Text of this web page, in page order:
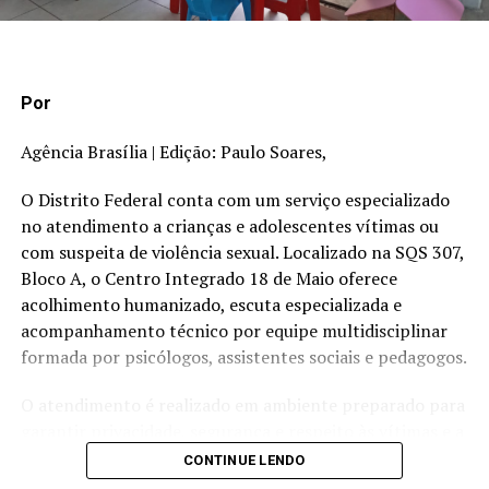
Série em comemoração aos 100 anos de nascimento do
Estreia:
12 de outubro na TV Câmara Distrital, às
23h20, com transmissão os canais 9.3 (aberto), 11 da
NET/Claro e 09 da Vivo.
Agência CLDF
Chega a Brasília primeiro avião trazendo brasileiros de
Por
Agência Brasília | Edição: Paulo Soares,
O Distrito Federal conta com um serviço especializado
no atendimento a crianças e adolescentes vítimas ou
com suspeita de violência sexual. Localizado na SQS 307,
Bloco A, o Centro Integrado 18 de Maio oferece
acolhimento humanizado, escuta especializada e
acompanhamento técnico por equipe multidisciplinar
formada por psicólogos, assistentes sociais e pedagogos.
seus familiares. Um dos principais diferenciais do serviço
é a escuta especializada, procedimento previsto na Lei
CONTINUE LENDO